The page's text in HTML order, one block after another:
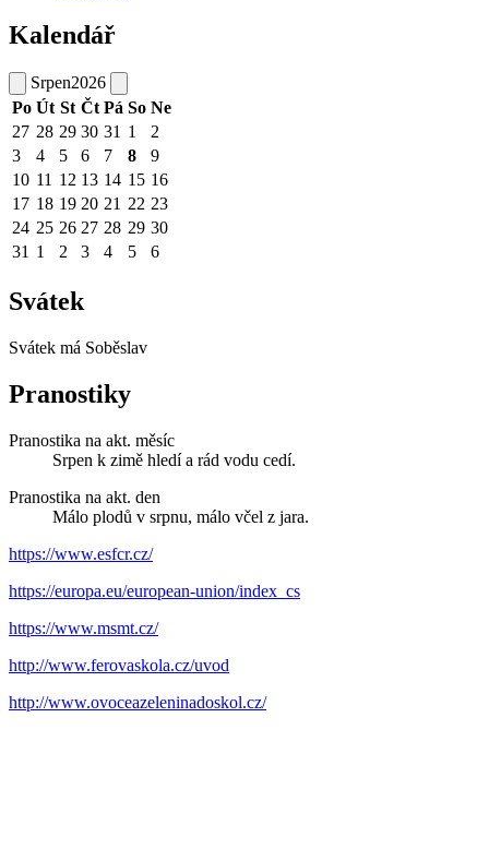
Kalendář
Srpen2026
Po Út St Čt Pá So Ne
27 28 29 30 31 1
2
3
4 5 6 7 8
9
10 11 12 13 14 15 16
17 18 19 20 21 22 23
24 25 26 27 28 29 30
31 1 2 3 4 5 6
Svátek
Svátek má Soběslav
Pranostiky
Pranostika na akt. měsíc
Srpen k zimě hledí a rád vodu cedí.
Pranostika na akt. den
Málo plodů v srpnu, málo včel z jara.
https://www.esfcr.cz/
https://europa.eu/european-union/index_cs
https://www.msmt.cz/
http://www.ferovaskola.cz/uvod
http://www.ovoceazeleninadoskol.cz/